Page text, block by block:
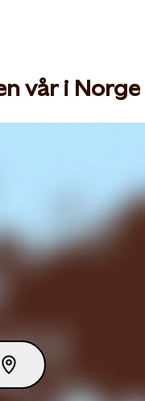
vår i Norge